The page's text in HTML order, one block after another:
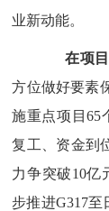
业新动能。
在项
方位做好要素
施重点项目65
复工、资金到
力争突破10亿
步推进G317至